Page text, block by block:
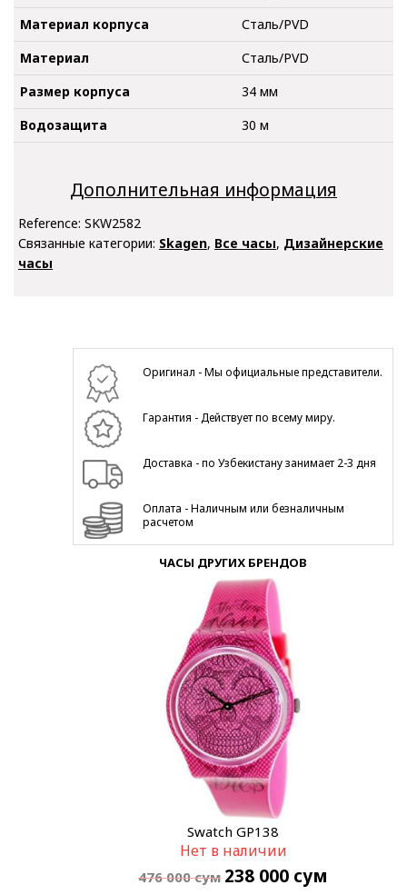
Материал корпуса
Сталь/PVD
Материал
Сталь/PVD
Размер корпуса
34 мм
Водозащита
30 м
Дополнительная информация
Reference: SKW2582
Связанные категории: Skagen, Все часы, Дизайнерские
часы
Оригинал - Мы официальные представители.
Гарантия - Действует по всему миру.
Доставка - по Узбекистану занимает 2-3 дня
Оплата - Наличным или безналичным
расчетом
ЧАСЫ ДРУГИХ БРЕНДОВ
Swatch GP138
Нет в наличии
476 000сум 238 000 сум